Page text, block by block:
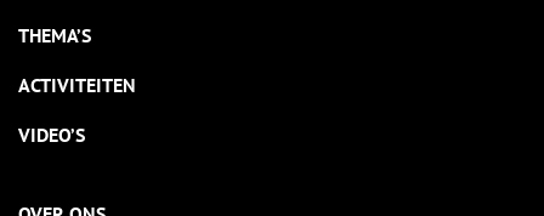
THEMA’S
ACTIVITEITEN
VIDEO’S